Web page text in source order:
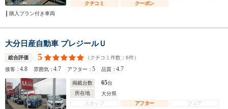
クチコミ
クーポン
購入プラン付き車両
大分日産自動車 プレジールＵ
総合評価 5 （クチコミ件数： 6件）
接客：4.8 雰囲気：4.7 アフター：5 品質：4.7
掲載台数 65台
所在地
大分県
スタッフ
アフター
フェア